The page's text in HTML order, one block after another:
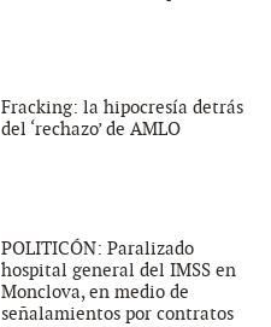
Fracking: la hipocresía detrás
del ‘rechazo’ de AMLO
POLITICÓN: Paralizado
hospital general del IMSS en
Monclova, en medio de
señalamientos por contratos